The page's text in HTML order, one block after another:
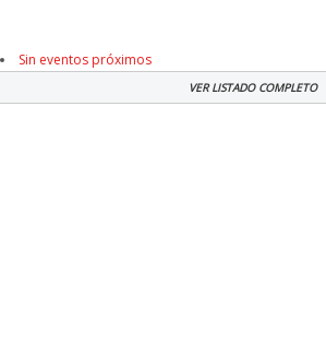
Sin eventos próximos
VER LISTADO COMPLETO